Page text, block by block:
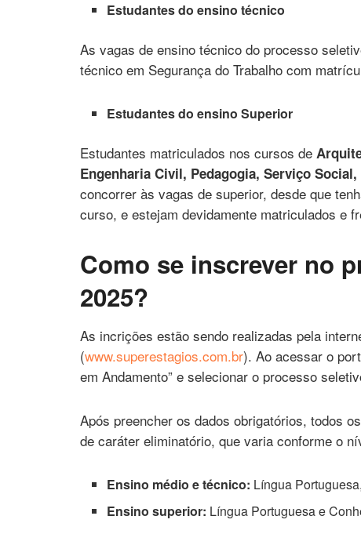
Estudantes do ensino técnico
As vagas de ensino técnico do processo
técnico em Segurança do Trabalho com
Estudantes do ensino Superior
Estudantes matriculados nos cursos de
Engenharia Civil, Pedagogia, Serviço
concorrer às vagas de superior, desde que
curso, e estejam devidamente matriculados e
Como se inscrever no
2025?
As incrições estão sendo realizadas pela
(www.superestagios.com.br). Ao acessar o
em Andamento” e selecionar o processo
Após preencher os dados obrigatórios, todos
de caráter eliminatório, que varia conforme o
Ensino médio e técnico: Língua
Ensino superior: Língua Portuguesa e